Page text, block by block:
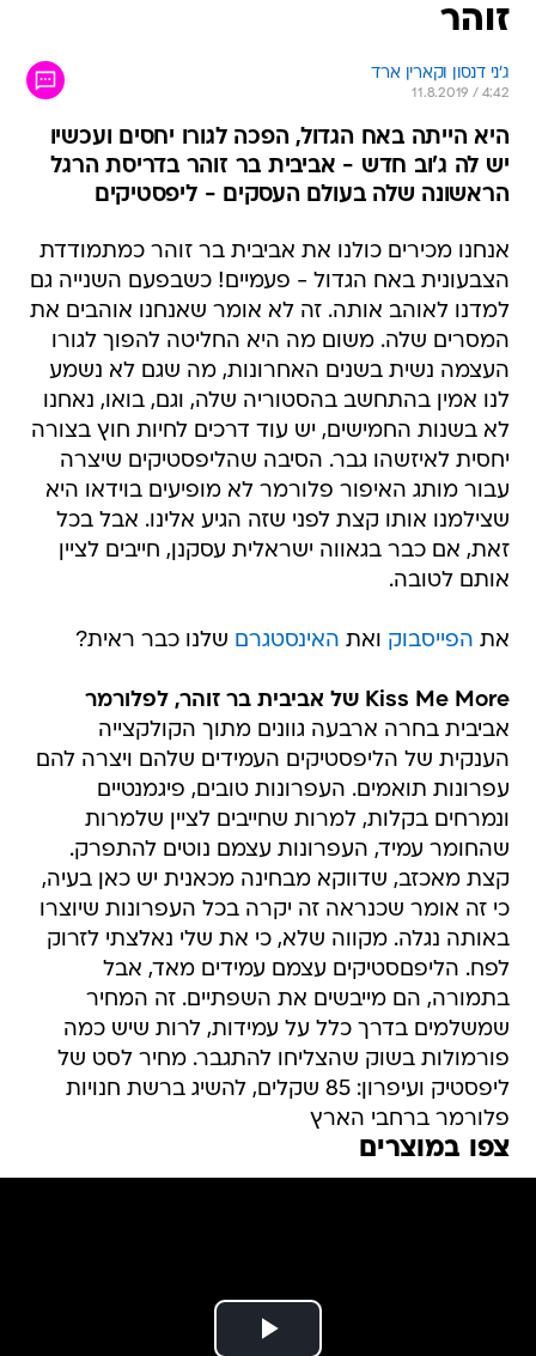
זוהר
ג'ני דנסון וקארין ארד
11.8.2019 / 4:42
היא הייתה באח הגדול, הפכה לגורו יחסים ועכשיו
יש לה ג'וב חדש - אביבית בר זוהר בדריסת הרגל
הראשונה שלה בעולם העסקים - ליפסטיקים
אנחנו מכירים כולנו את אביבית בר זוהר כמתמודדת
הצבעונית באח הגדול - פעמיים! כשבפעם השנייה גם
למדנו לאוהב אותה. זה לא אומר שאנחנו אוהבים את
המסרים שלה. משום מה היא החליטה להפוך לגורו
העצמה נשית בשנים האחרונות, מה שגם לא נשמע
לנו אמין בהתחשב בהסטוריה שלה, וגם, בואו, נאחנו
לא בשנות החמישים, יש עוד דרכים לחיות חוץ בצורה
יחסית לאיזשהו גבר. הסיבה שהליפסטיקים שיצרה
עבור מותג האיפור פלורמר לא מופיעים בוידאו היא
שצילמנו אותו קצת לפני שזה הגיע אלינו. אבל בכל
זאת, אם כבר בגאווה ישראלית עסקנן, חייבים לציין
אותם לטובה.
את הפייסבוק ואת האינסטגרם שלנו כבר ראית?
Kiss Me More של אביבית בר זוהר, לפלורמר
אביבית בחרה ארבעה גוונים מתוך הקולקצייה
הענקית של הליפסטיקים העמידים שלהם ויצרה להם
עפרונות תואמים. העפרונות טובים, פיגמנטיים
ונמרחים בקלות, למרות שחייבים לציין שלמרות
שהחומר עמיד, העפרונות עצמם נוטים להתפרק.
קצת מאכזב, שדווקא מבחינה מכאנית יש כאן בעיה,
כי זה אומר שכנראה זה יקרה בכל העפרונות שיוצרו
באותה נגלה. מקווה שלא, כי את שלי נאלצתי לזרוק
לפח. הליפםסטיקים עצמם עמידים מאד, אבל
בתמורה, הם מייבשים את השפתיים. זה המחיר
שמשלמים בדרך כלל על עמידות, לרות שיש כמה
פורמולות בשוק שהצליחו להתגבר. מחיר לסט של
ליפסטיק ועיפרון: 85 שקלים, להשיג ברשת חנויות
פלורמר ברחבי הארץ
צפו במוצרים